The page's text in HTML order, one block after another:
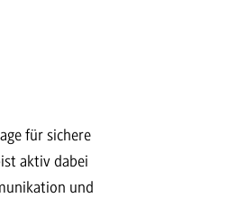
für sichere
aktiv dabei
und